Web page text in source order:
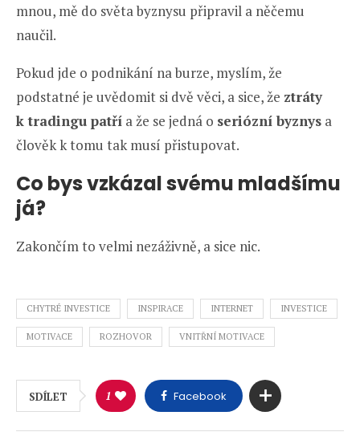
mnou, mě do světa byznysu připravil a něčemu
naučil.
Pokud jde o podnikání na burze, myslím, že
podstatné je uvědomit si dvě věci, a sice, že ztráty
k tradingu patří a že se jedná o seriózní byznys a
člověk k tomu tak musí přistupovat.
Co bys vzkázal svému mladšímu
já?
Zakončím to velmi nezáživně, a sice nic.
CHYTRÉ INVESTICE INSPIRACE INTERNET INVESTICE
MOTIVACE ROZHOVOR VNITŘNÍ MOTIVACE
SDÍLET 1 Facebook